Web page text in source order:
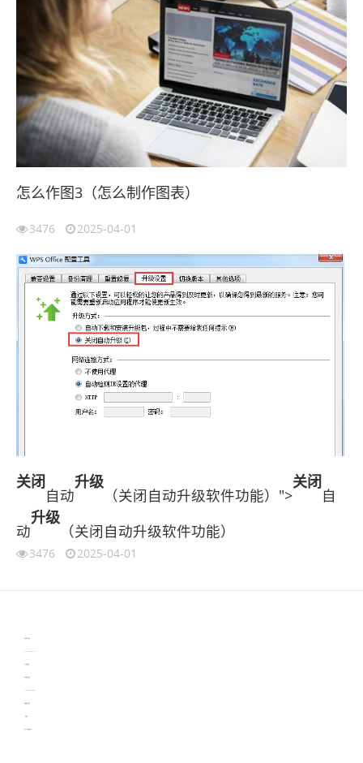
怎么作图3（怎么制作图表）
3476 2025-04-01
关闭
自动
升级
（关闭自动升级软件功能）">
关闭
自
动
升级
（关闭自动升级软件功能）
3476 2025-04-01